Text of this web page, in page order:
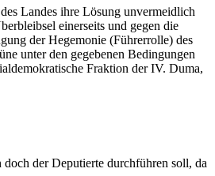
Landes ihre Lösung unvermeidlich
einerseits und gegen die
der Hegemonie (Führerrolle) des
unter den gegebenen Bedingungen
Fraktion der IV. Duma,
der Deputierte durchführen soll, da